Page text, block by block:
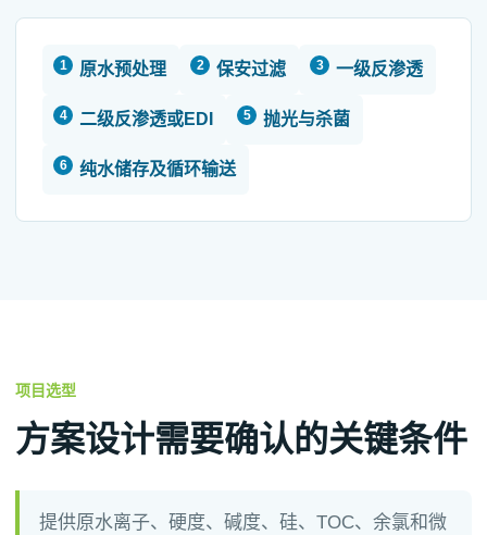
原水预处理 保安过滤 一级反渗透
二级反渗透或EDI 抛光与杀菌
纯水储存及循环输送
项目选型
方案设计需要确认的关键条件
提供原水离子、硬度、碱度、硅、TOC、余氯和微